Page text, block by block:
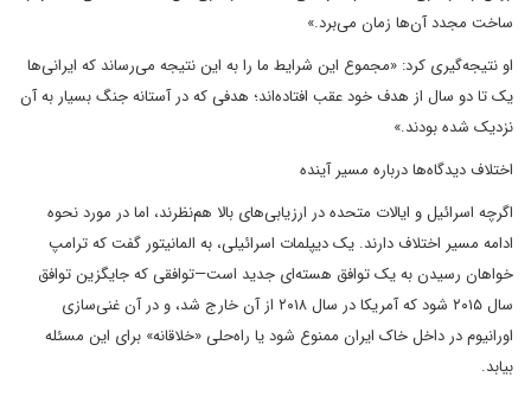
ساخت مجدد آن‌ها زمان می‌برد.»
او نتیجه‌گیری کرد: «مجموع این شرایط ما را به این نتیجه می‌رساند که ایرانی‌ها
یک تا دو سال از هدف خود عقب افتاده‌اند؛ هدفی که در آستانه جنگ بسیار به آن
نزدیک شده بودند.»
اختلاف دیدگاه‌ها درباره مسیر آینده
اگرچه اسرائیل و ایالات متحده در ارزیابی‌های بالا هم‌نظرند، اما در مورد نحوه
ادامه مسیر اختلاف دارند. یک دیپلمات اسرائیلی، به المانیتور گفت که ترامپ
خواهان رسیدن به یک توافق هسته‌ای جدید است—توافقی که جایگزین توافق
سال ۲۰۱۵ شود که آمریکا در سال ۲۰۱۸ از آن خارج شد، و در آن غنی‌سازی
اورانیوم در داخل خاک ایران ممنوع شود یا راه‌حلی «خلاقانه» برای این مسئله
بیابد.